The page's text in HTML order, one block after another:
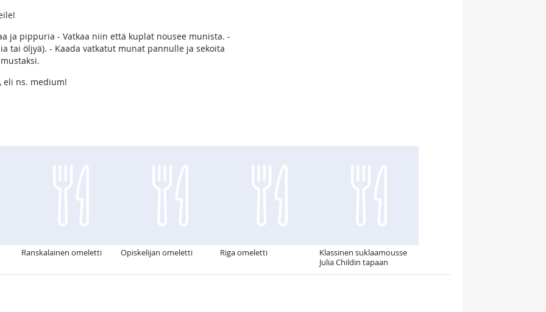
ja pippuria - Vatkaa niin että kuplat nousee munista. -
tai öljyä). - Kaada vatkatut munat pannulle ja sekoita
eli ns. medium!
Ranskalainen omeletti Opiskelijan omeletti Riga omeletti
Klassinen suklaamousse
Julia Childin tapaan